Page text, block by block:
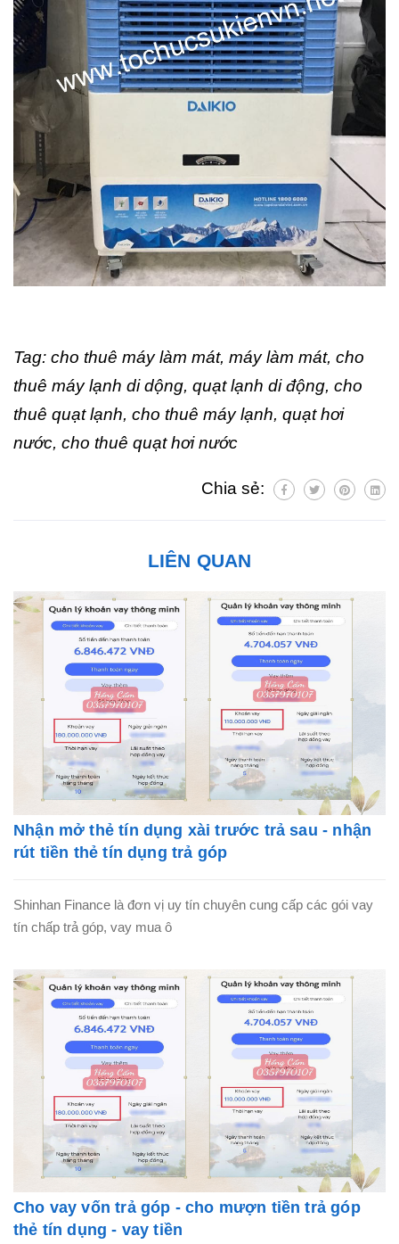
Tag: cho thuê máy làm mát, máy làm mát, cho
thuê máy lạnh di dộng, quạt lạnh di động, cho
thuê quạt lạnh, cho thuê máy lạnh, quạt hơi
nước, cho thuê quạt hơi nước
Chia sẻ:
LIÊN QUAN
Nhận mở thẻ tín dụng xài trước trả sau - nhận
rút tiền thẻ tín dụng trả góp
Shinhan Finance là đơn vị uy tín chuyên cung cấp các gói vay
tín chấp trả góp, vay mua ô
Cho vay vốn trả góp - cho mượn tiền trả góp
thẻ tín dụng - vay tiền